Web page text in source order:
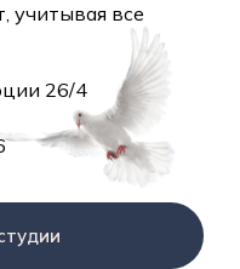
учитывая все
26/4